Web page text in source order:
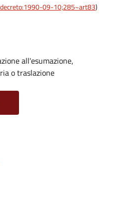
09-10;285~art83)
all'esumazione,
o traslazione